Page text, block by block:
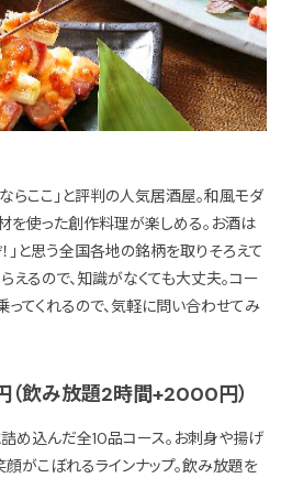
らここ」と評判の人気居酒屋。和風モダ
を使った創作料理が楽しめる。お酒は
」と思う全国各地の銘柄を取りそろえて
えるので、知識がなくても大丈夫。コー
てくれるので、気軽に問い合わせてみ
飲み放題2時間+2000円）
め込んだ全10品コース。お刺身や揚げ
顔がこぼれるラインナップ。飲み放題を